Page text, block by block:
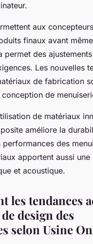
aux
finaux avant
permet des
Les nouvelles
de fabrication
de
de matériaux
améliore la
performances des
apportent aussi une
et acoustique.
les tendances
design des
selon Usine